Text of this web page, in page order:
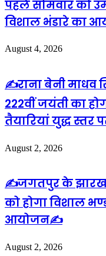
पहले सोमवार को
विशाल भंडारे का
August 4, 2026
✍️राना बेनी माधव
222वीं जयंती का
तैयारियां युद्ध
August 2, 2026
✍️जगतपुर के
को होगा विशाल
आयोजन✍️
August 2, 2026